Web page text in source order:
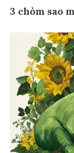
3 chòm sao